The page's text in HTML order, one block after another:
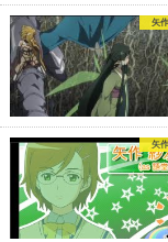
矢
矢